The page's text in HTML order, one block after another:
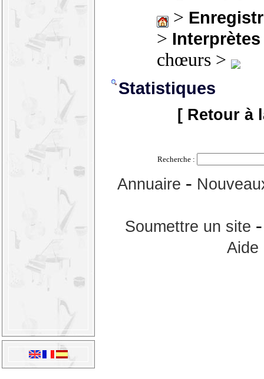
>
> Interprètes
chœurs >
Statistiques
[ Retour à
Recherche :
Annuaire -
Soumettre un site
Aide